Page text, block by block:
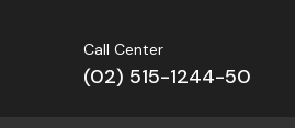
Call Center
(02) 515-1244-50